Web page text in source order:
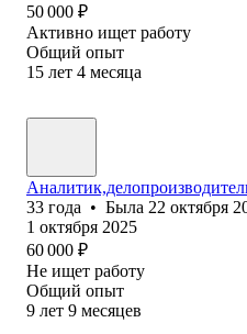
50 000 ₽
Активно ищет работу
Общий опыт
15 лет 4 месяца
33 года • Была 22 октября
1 октября 2025
60 000 ₽
Не ищет работу
Общий опыт
9 лет 9 месяцев